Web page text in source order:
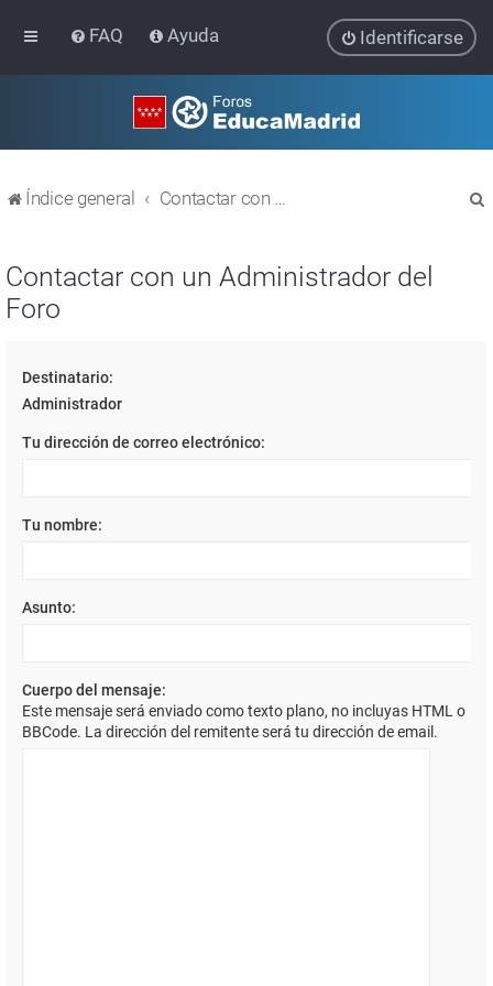
FAQ Ayuda Identificarse
Índice general Contactar con un Administrador del Foro
Contactar con un Administrador del
Foro
Destinatario:
Administrador
Tu dirección de correo electrónico:
Tu nombre:
Asunto:
Cuerpo del mensaje:
Este mensaje será enviado como texto plano, no incluyas HTML o
BBCode. La dirección del remitente será tu dirección de email.